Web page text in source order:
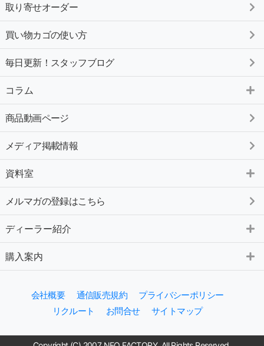
取り寄せオーダー
買い物カゴの使い方
毎日更新！スタッフブログ
コラム
商品動画ページ
メディア掲載情報
資料室
メルマガの登録はこちら
ディーラー紹介
購入案内
会社概要 通信販売規約
プライバシーポリシー
リクルート
お問合せ サイトマップ